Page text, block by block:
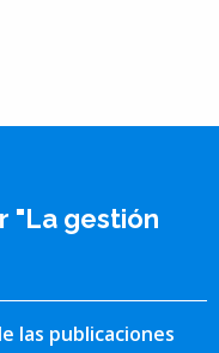
"La gestión
las publicaciones